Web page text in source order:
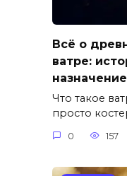
Всё о
ватре:
назначение
Что такое
просто
0 157